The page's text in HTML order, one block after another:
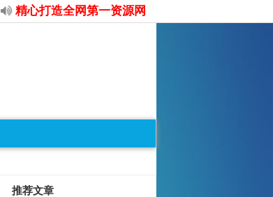
精心打造全网第一资源网
推荐文章